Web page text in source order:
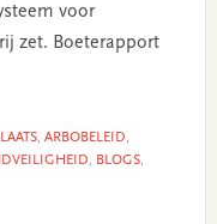
voor
zet. Boeterapport
, ARBOBELEID,
, BLOGS,